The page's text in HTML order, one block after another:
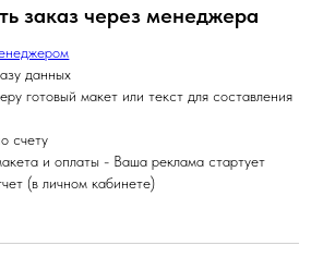
заказ через менеджера
данных
готовый макет или текст для составления
счету
и оплаты - Ваша реклама стартует
(в личном кабинете)